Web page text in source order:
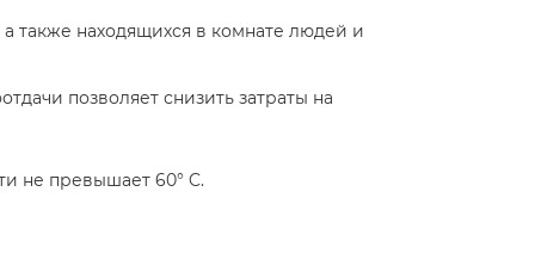
также находящихся в комнате людей и
позволяет снизить затраты на
не превышает 60° C.